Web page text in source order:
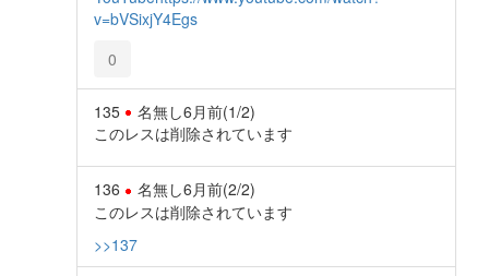
v=bVSixjY4Egs
0
135 名無し6月前(1/2)
このレスは削除されています
136 名無し6月前(2/2)
このレスは削除されています
>>137